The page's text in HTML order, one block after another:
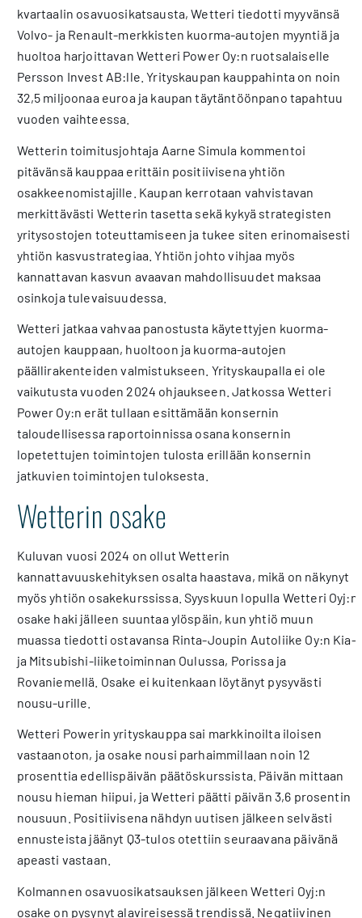
kvartaalin osavuosikatsausta, Wetteri tiedotti myyvänsä
Volvo- ja Renault-merkkisten kuorma-autojen myyntiä ja
huoltoa harjoittavan Wetteri Power Oy:n ruotsalaiselle
Persson Invest AB:lle. Yrityskaupan kauppahinta on noin
32,5 miljoonaa euroa ja kaupan täytäntöönpano tapahtuu
vuoden vaihteessa.
Wetterin toimitusjohtaja Aarne Simula kommentoi
pitävänsä kauppaa erittäin positiivisena yhtiön
osakkeenomistajille. Kaupan kerrotaan vahvistavan
merkittävästi Wetterin tasetta sekä kykyä strategisten
yritysostojen toteuttamiseen ja tukee siten erinomaisesti
yhtiön kasvustrategiaa. Yhtiön johto vihjaa myös
kannattavan kasvun avaavan mahdollisuudet maksaa
osinkoja tulevaisuudessa.
Wetteri jatkaa vahvaa panostusta käytettyjen kuorma-
autojen kauppaan, huoltoon ja kuorma-autojen
päällirakenteiden valmistukseen. Yrityskaupalla ei ole
vaikutusta vuoden 2024 ohjaukseen. Jatkossa Wetteri
Power Oy:n erät tullaan esittämään konsernin
taloudellisessa raportoinnissa osana konsernin
lopetettujen toimintojen tulosta erillään konsernin
jatkuvien toimintojen tuloksesta.
Wetterin osake
Kuluvan vuosi 2024 on ollut Wetterin
kannattavuuskehityksen osalta haastava, mikä on näkynyt
myös yhtiön osakekurssissa. Syyskuun lopulla Wetteri Oyj:n
osake haki jälleen suuntaa ylöspäin, kun yhtiö muun
muassa tiedotti ostavansa Rinta-Joupin Autoliike Oy:n Kia-
ja Mitsubishi-liiketoiminnan Oulussa, Porissa ja
Rovaniemellä. Osake ei kuitenkaan löytänyt pysyvästi
nousu-urille.
Wetteri Powerin yrityskauppa sai markkinoilta iloisen
vastaanoton, ja osake nousi parhaimmillaan noin 12
prosenttia edellispäivän päätöskurssista. Päivän mittaan
nousu hieman hiipui, ja Wetteri päätti päivän 3,6 prosentin
nousuun. Positiivisena nähdyn uutisen jälkeen selvästi
ennusteista jäänyt Q3-tulos otettiin seuraavana päivänä
apeasti vastaan.
Kolmannen osavuosikatsauksen jälkeen Wetteri Oyj:n
osake on pysynyt alavireisessä trendissä. Negatiivinen